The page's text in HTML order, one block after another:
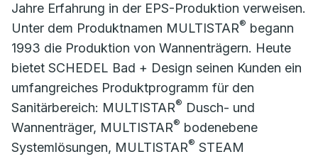
Jahre Erfahrung in der EPS-Produktion verweisen.
Unter dem Produktnamen MULTISTAR® begann
1993 die Produktion von Wannenträgern. Heute
bietet SCHEDEL Bad + Design seinen Kunden ein
umfangreiches Produktprogramm für den
Sanitärbereich: MULTISTAR® Dusch- und
Wannenträger, MULTISTAR® bodenebene
Systemlösungen, MULTISTAR® STEAM